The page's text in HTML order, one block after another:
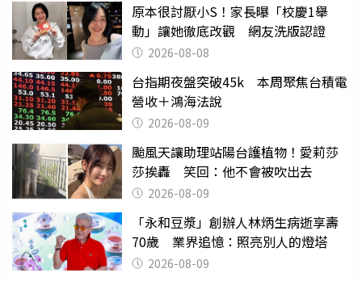
原本很討厭小S！家長曝「校慶1舉
動」讓她徹底改觀 網友洗版認證
2026-08-08
台指期夜盤突破45k 本周聚焦台積電
營收＋鴻海法說
2026-08-09
颱風天讓助理站陽台護植物！愛莉莎
莎挨轟 笑回：他不會被吹出去
2026-08-09
「永和豆漿」創辦人林炳生病逝享壽
70歲 業界追憶：照亮別人的燈塔
2026-08-09